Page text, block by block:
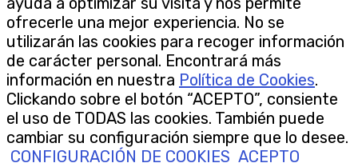
ofrecerle una mejor experiencia. No se
utilizarán las cookies para recoger información
de carácter personal. Encontrará más
información en nuestra Política de Cookies.
Clickando sobre el botón “ACEPTO”, consiente
el uso de TODAS las cookies. También puede
cambiar su configuración siempre que lo desee.
CONFIGURACIÓN DE COOKIES ACEPTO